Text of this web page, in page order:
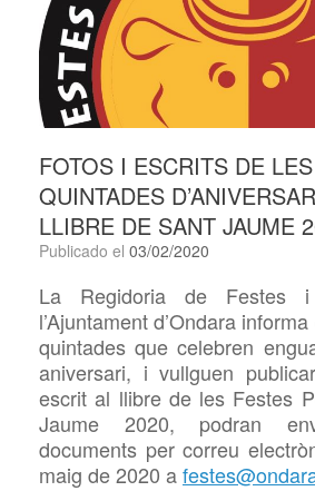
FOTOS I ESCRITS DE
QUINTADES
LLIBRE DE SANT JAUME
Publicado el 03/02/2020
La Regidoria de Festes i
l’Ajuntament d’Ondara
quintades que celebren
aniversari, i vullguen
escrit al llibre de les Festes
Jaume 2020, podran
documents per correu
maig de 2020 a